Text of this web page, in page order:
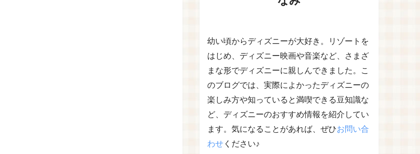
幼い頃からディズニーが大好き。リゾートを
はじめ、ディズニー映画や音楽など、さまざ
まな形でディズニーに親しんできました。こ
のブログでは、実際によかったディズニーの
楽しみ方や知っていると満喫できる豆知識な
ど、ディズニーのおすすめ情報を紹介してい
ます。気になることがあれば、ぜひお問い合
わせ ください♪